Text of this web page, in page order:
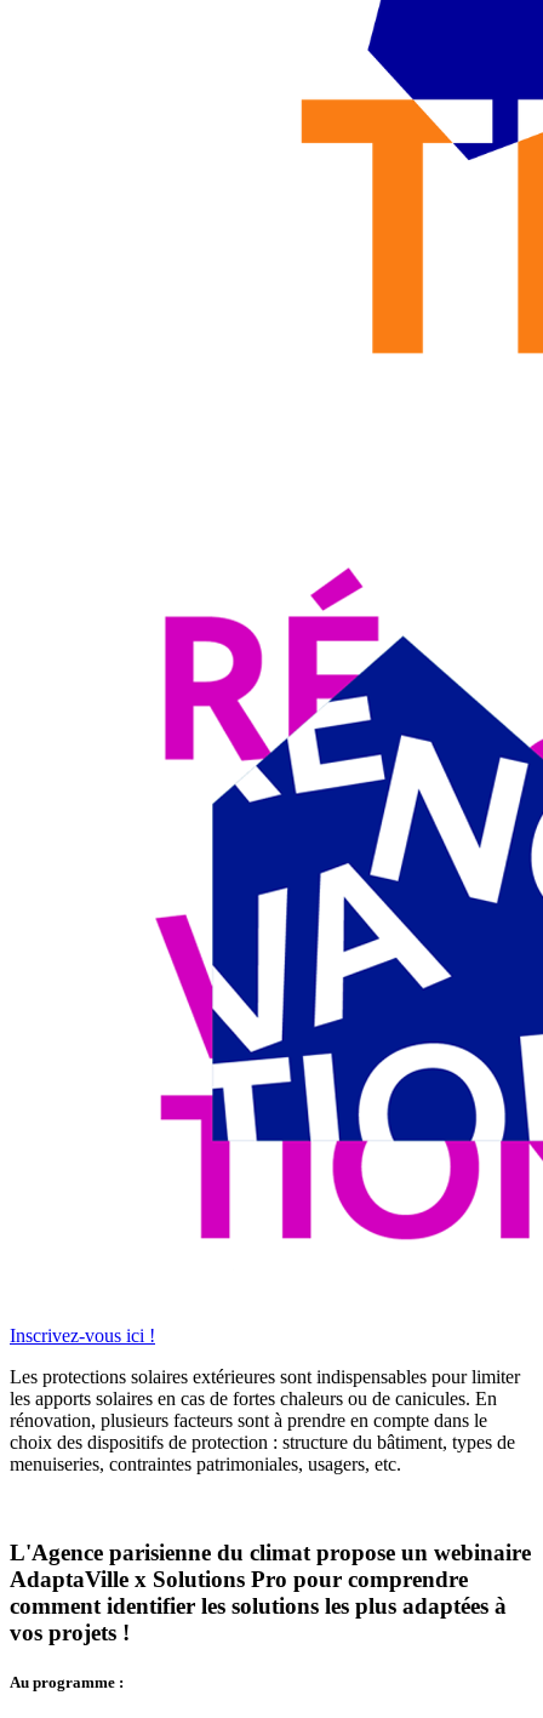
Inscrivez-vous ici !
Les protections solaires extérieures sont indispensables pour limiter
les apports solaires en cas de fortes chaleurs ou de canicules. En
rénovation, plusieurs facteurs sont à prendre en compte dans le
choix des dispositifs de protection : structure du bâtiment, types de
menuiseries, contraintes patrimoniales, usagers, etc.
L'Agence parisienne du climat propose un webinaire
AdaptaVille x Solutions Pro pour comprendre
comment identifier les solutions les plus adaptées à
vos projets !
Au programme :